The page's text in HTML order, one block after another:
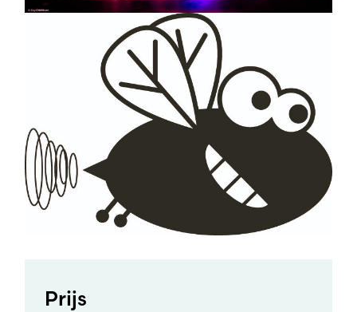
Prijs